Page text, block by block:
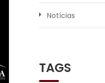
Notícias
TAGS